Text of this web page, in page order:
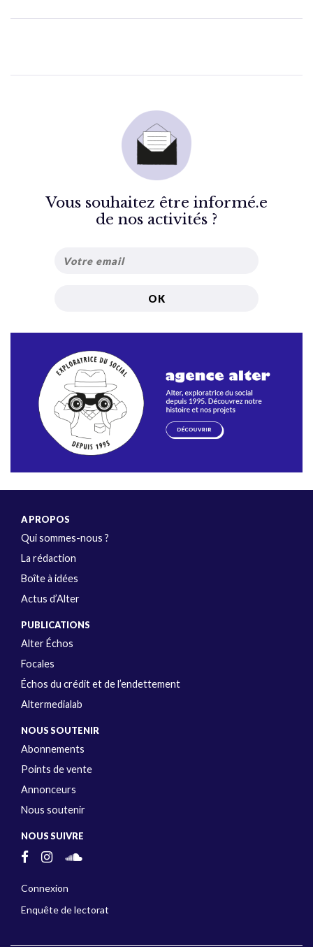
Vous souhaitez être informé.e
de nos activités ?
A PROPOS
Qui sommes-nous ?
La rédaction
Boîte à idées
Actus d’Alter
PUBLICATIONS
Alter Échos
Focales
Échos du crédit et de l’endettement
Altermedialab
NOUS SOUTENIR
Abonnements
Points de vente
Annonceurs
Nous soutenir
NOUS SUIVRE
Connexion
Enquête de lectorat